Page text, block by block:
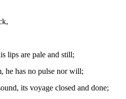
lips are pale and still;
he has no pulse nor will;
its voyage closed and done;